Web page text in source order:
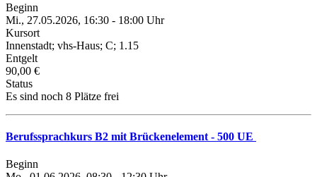
Beginn
Mi., 27.05.2026, 16:30 - 18:00 Uhr
Kursort
Innenstadt; vhs-Haus; C; 1.15
Entgelt
90,00 €
Status
Es sind noch 8 Plätze frei
Berufssprachkurs B2 mit Brückenelement - 500 UE
Beginn